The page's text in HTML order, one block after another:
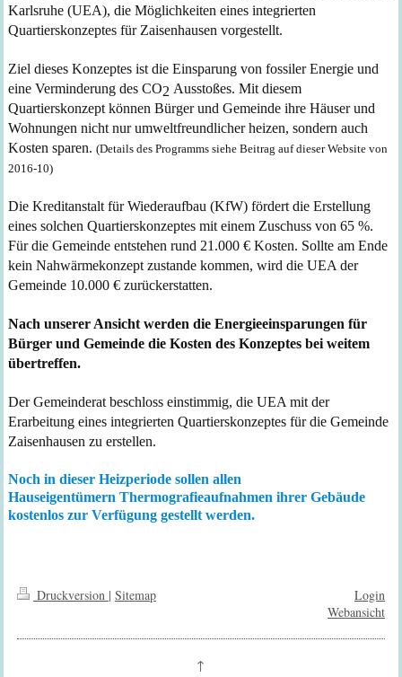
Karlsruhe (UEA), die Möglichkeiten eines integrierten
Quartierskonzeptes für Zaisenhausen vorgestellt.
Ziel dieses Konzeptes ist die Einsparung von fossiler Energie und
eine Verminderung des CO2 Ausstoßes. Mit diesem
Quartierskonzept können Bürger und Gemeinde ihre Häuser und
Wohnungen nicht nur umweltfreundlicher heizen, sondern auch
Kosten sparen. (Details des Programms siehe Beitrag auf dieser Website von
2016-10)
Die Kreditanstalt für Wiederaufbau (KfW) fördert die Erstellung
eines solchen Quartierskonzeptes mit einem Zuschuss von 65 %.
Für die Gemeinde entstehen rund 21.000 € Kosten. Sollte am Ende
kein Nahwärmekonzept zustande kommen, wird die UEA der
Gemeinde 10.000 € zurückerstatten.
Nach unserer Ansicht werden die Energieeinsparungen für
Bürger und Gemeinde die Kosten des Konzeptes bei weitem
übertreffen.
Der Gemeinderat beschloss einstimmig, die UEA mit der
Erarbeitung eines integrierten Quartierskonzeptes für die Gemeinde
Zaisenhausen zu erstellen.
Noch in dieser Heizperiode sollen allen
Hauseigentümern Thermografieaufnahmen ihrer Gebäude
kostenlos zur Verfügung gestellt werden.
Druckversion | Sitemap
Login
Webansicht
↑